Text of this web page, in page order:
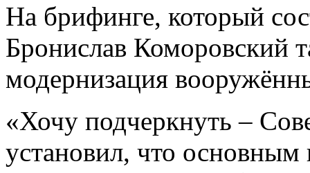
На брифинге, который
Бронислав Коморовский
модернизация
«Хочу подчеркнуть –
установил, что